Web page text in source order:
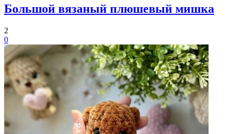
Большой вязаный плюшевый мишка
2
0